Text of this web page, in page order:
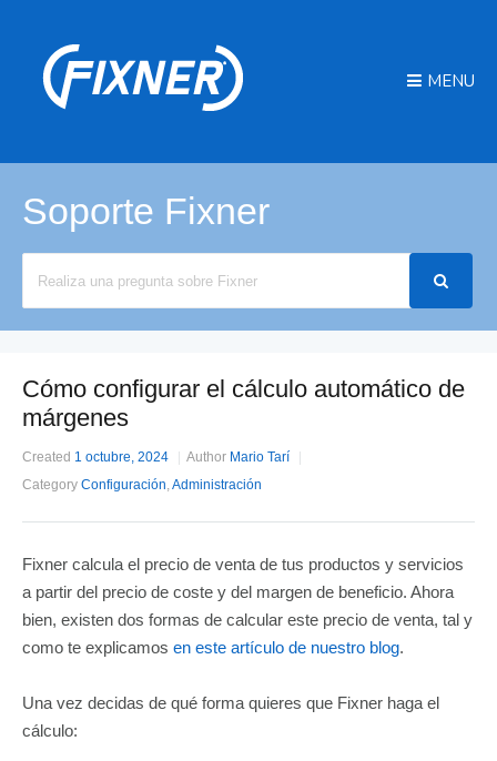
MENU
Soporte Fixner
Cómo configurar el cálculo automático de
márgenes
Created 1 octubre, 2024 Author Mario Tarí
Category Configuración,Administración
Fixner calcula el precio de venta de tus productos y servicios
a partir del precio de coste y del margen de beneficio. Ahora
bien, existen dos formas de calcular este precio de venta, tal y
como te explicamos en este artículo de nuestro blog.
Una vez decidas de qué forma quieres que Fixner haga el
cálculo: